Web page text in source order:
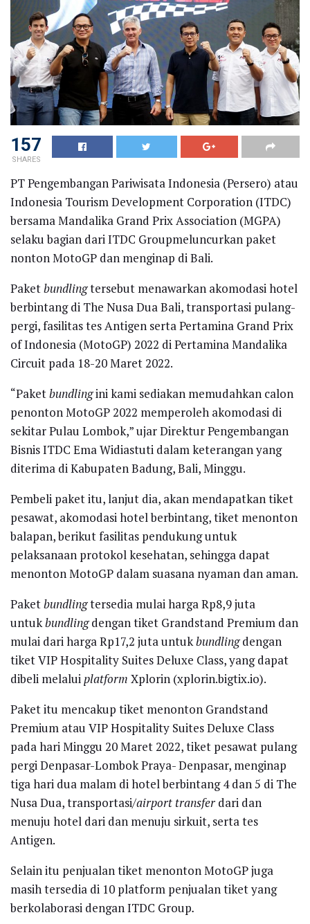
157
SHARES
PT Pengembangan Pariwisata Indonesia (Persero) atau
Indonesia Tourism Development Corporation (ITDC)
bersama Mandalika Grand Prix Association (MGPA)
selaku bagian dari ITDC Groupmeluncurkan paket
nonton MotoGP dan menginap di Bali.
Paketbundlingtersebut menawarkan akomodasi hotel
berbintang di The Nusa Dua Bali, transportasi pulang-
pergi, fasilitas tes Antigen serta Pertamina Grand Prix
of Indonesia (MotoGP) 2022 di Pertamina Mandalika
Circuit pada 18-20 Maret 2022.
“Paketbundlingini kami sediakan memudahkan calon
penonton MotoGP 2022 memperoleh akomodasi di
sekitar Pulau Lombok,” ujar Direktur Pengembangan
Bisnis ITDC Ema Widiastuti dalam keterangan yang
diterima di Kabupaten Badung, Bali, Minggu.
Pembeli paket itu, lanjut dia, akan mendapatkan tiket
pesawat, akomodasi hotel berbintang, tiket menonton
balapan, berikut fasilitas pendukung untuk
pelaksanaan protokol kesehatan, sehingga dapat
menonton MotoGP dalam suasana nyaman dan aman.
Paketbundlingtersedia mulai harga Rp8,9 juta
untukbundlingdengan tiket Grandstand Premium dan
mulai dari harga Rp17,2 juta untukbundlingdengan
tiket VIP Hospitality Suites Deluxe Class, yang dapat
dibeli melalui platform Xplorin (xplorin.bigtix.io).
Paket itu mencakup tiket menonton Grandstand
Premium atau VIP Hospitality Suites Deluxe Class
pada hari Minggu 20 Maret 2022, tiket pesawat pulang
pergi Denpasar-Lombok Praya- Denpasar, menginap
tiga hari dua malam di hotel berbintang 4 dan 5 di The
Nusa Dua, transportasi/airport transfer dari dan
menuju hotel dari dan menuju sirkuit, serta tes
Antigen.
Selain itu penjualan tiket menonton MotoGP juga
masih tersedia di 10 platform penjualan tiket yang
berkolaborasi dengan ITDC Group.